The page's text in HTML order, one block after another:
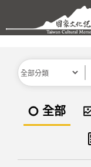
跳到主要內容區塊
分類
全部